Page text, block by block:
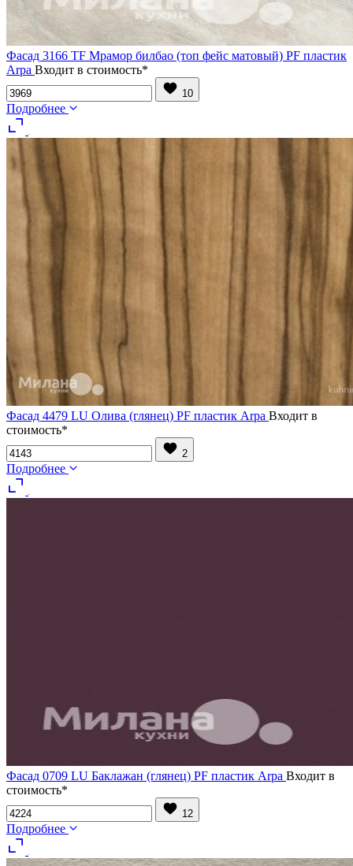
Фасад 3166 TF Мрамор билбао (топ фейс матовый) PF пластик
Arpa Входит в стоимость*
10
Подробнее
Фасад 4479 LU Олива (глянец) PF пластик Arpa Входит в
стоимость*
2
Подробнее
Фасад 0709 LU Баклажан (глянец) PF пластик Arpa Входит в
стоимость*
12
Подробнее